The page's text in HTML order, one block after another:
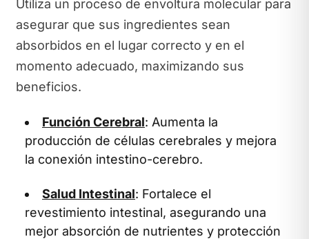
Utiliza un proceso de envoltura molecular para
asegurar que sus ingredientes sean
absorbidos en el lugar correcto y en el
momento adecuado, maximizando sus
beneficios.
Función Cerebral: Aumenta la
producción de células cerebrales y mejora
la conexión intestino-cerebro.
Salud Intestinal: Fortalece el
revestimiento intestinal, asegurando una
mejor absorción de nutrientes y protección